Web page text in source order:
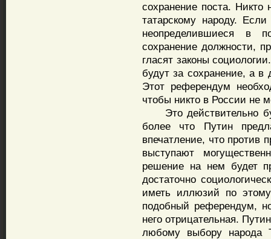
сохранение поста. Никто
татарскому народу.
неопределившиеся в
сохранение должности,
гласят законы
будут за сохранение, а в
Этот референдум
чтобы никто в России не
Это действительно
более что Путин
впечатление, что против
выступают
решение на нем будет
достаточно
иметь иллюзий по
подобный референдум,
него отрицательная.
любому выбору народа